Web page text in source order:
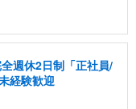
週休2日制「正社員/
経験歓迎